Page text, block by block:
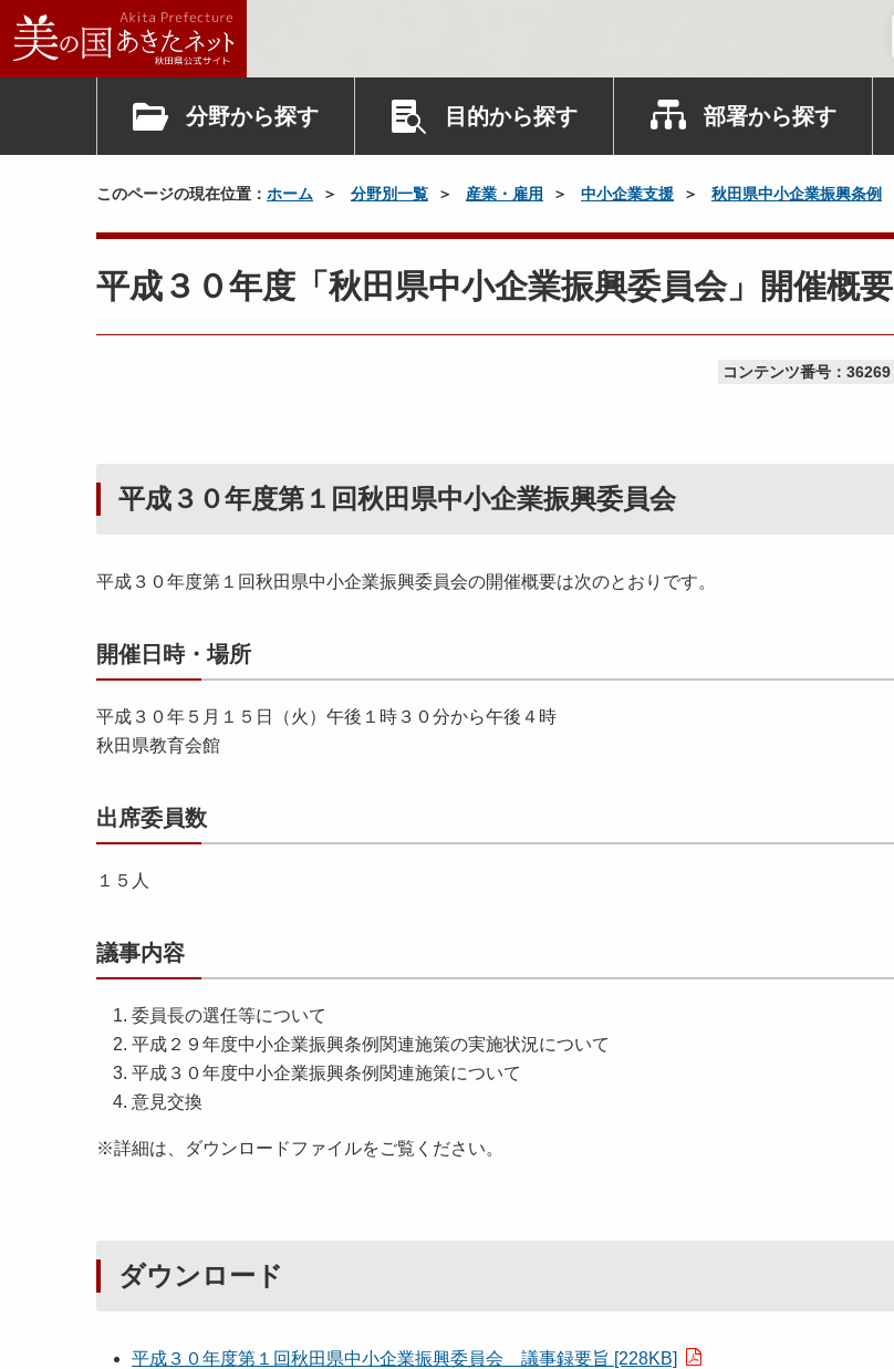
分野から探す 目的から探す 部署から探す
このページの現在位置： ホーム 分野別一覧 産業・雇用 中小企業支援 秋田県中小企業振興条例
平成３０年度「秋田県中小企業振興委員会」開催概要
コンテンツ番号：36269
平成３０年度第１回秋田県中小企業振興委員会
平成３０年度第１回秋田県中小企業振興委員会の開催概要は次のとおりです。
開催日時・場所
平成３０年５月１５日（火）午後１時３０分から午後４時
秋田県教育会館
出席委員数
１５人
議事内容
委員長の選任等について
平成２９年度中小企業振興条例関連施策の実施状況について
平成３０年度中小企業振興条例関連施策について
意見交換
※詳細は、ダウンロードファイルをご覧ください。
ダウンロード
平成３０年度第１回秋田県中小企業振興委員会 議事録要旨 [228KB]